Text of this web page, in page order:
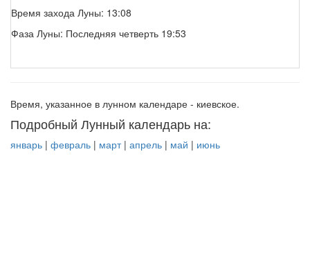
Время захода Луны: 13:08
Фаза Луны: Последняя четверть 19:53
Время, указанное в лунном календаре - киевское.
Подробный Лунный календарь на:
январь | февраль | март| апрель | май | июнь